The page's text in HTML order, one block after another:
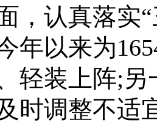
，认真落实
年以来为
轻装上阵;
时调整不适